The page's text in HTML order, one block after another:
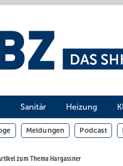
Sanitär Heizung
Meldungen Podcast
zum Thema Hargassner